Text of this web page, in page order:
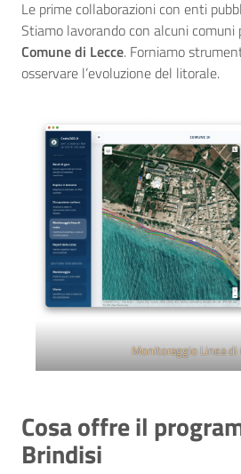
Le prime collaborazioni con enti
Stiamo lavorando con alcuni comuni
Comune di Lecce. Forniamo
osservare l’evoluzione del litorale.
Monitoraggio Linea di
Cosa offre il
Brindisi